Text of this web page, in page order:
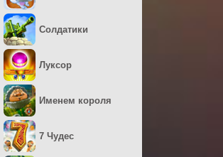
Солдатики
Луксор
Именем короля
7 Чудес